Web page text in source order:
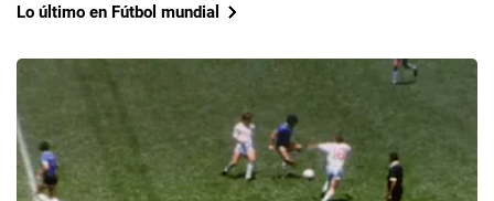
Lo último en Fútbol mundial